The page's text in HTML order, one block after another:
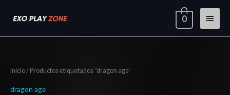
Menú
0
Inicio/ Productos etiquetados “dragon age”
dragon age